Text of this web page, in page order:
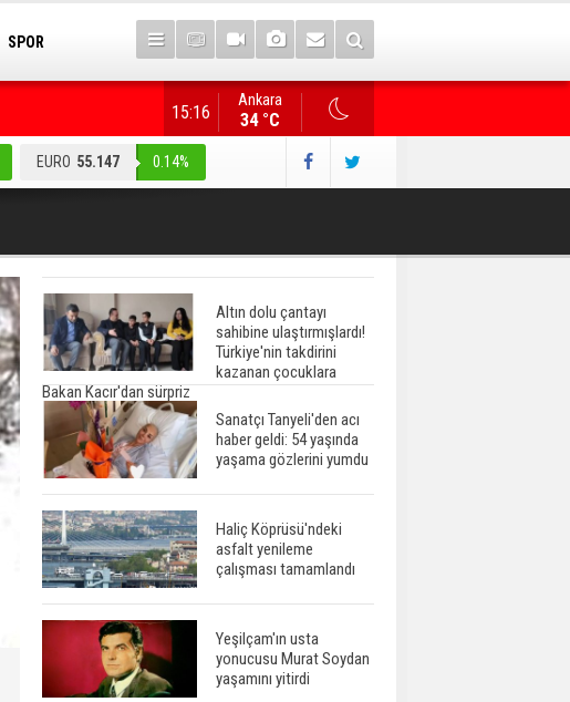
SPOR
Gazete manşetlerinde yeni gün...
Ankara
34 °C
15:16
EURO 55.147 0.14%
Altın dolu çantayı
sahibine ulaştırmışlardı!
Türkiye'nin takdirini
kazanan çocuklara
Bakan Kacır'dan sürpriz
Sanatçı Tanyeli'den acı
haber geldi: 54 yaşında
yaşama gözlerini yumdu
Haliç Köprüsü'ndeki
asfalt yenileme
çalışması tamamlandı
Yeşilçam'ın usta
yonucusu Murat Soydan
yaşamını yitirdi